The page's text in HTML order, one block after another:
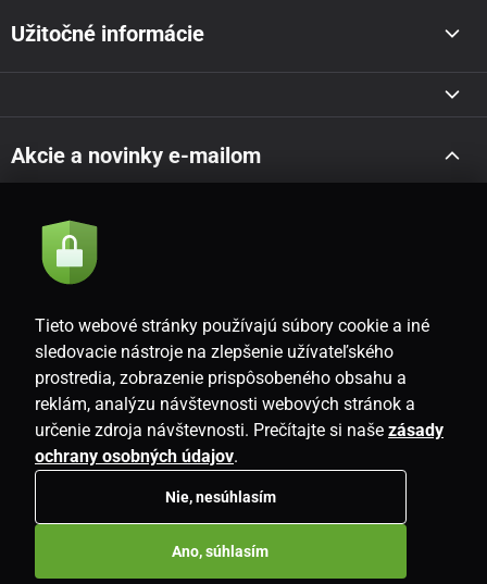
Užitočné informácie
Akcie a novinky e-mailom
Súhlasím so
SK
www.i-living.sk
Tieto webové stránky používajú súbory cookie a iné
sledovacie nástroje na zlepšenie užívateľského
prostredia, zobrazenie prispôsobeného obsahu a
reklám, analýzu návštevnosti webových stránok a
určenie zdroja návštevnosti. Prečítajte si naše zásady
ochrany osobných údajov.
Nie, nesúhlasím
Ano, súhlasím